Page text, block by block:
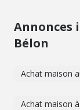
Annonces
Bélon
Achat maison
Achat maison